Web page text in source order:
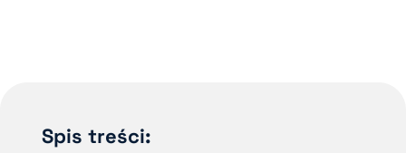
Spis treści: